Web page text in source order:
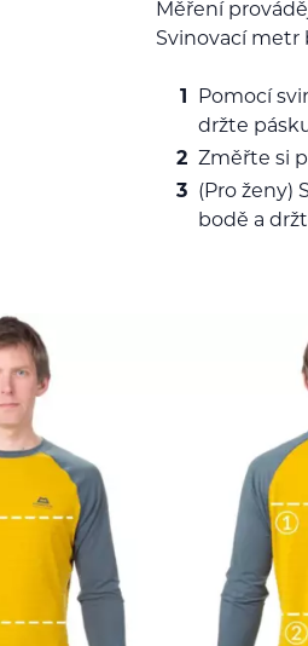
Měření
Svinovací metr
Pomocí
držte
Změřte si
(Pro ženy)
bodě a